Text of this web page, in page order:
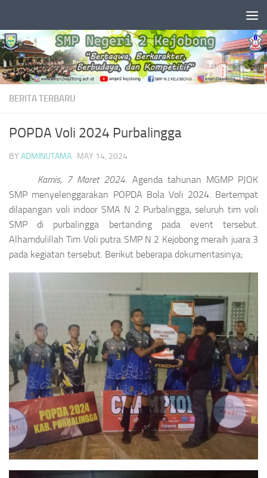
BERITA TERBARU
POPDA Voli 2024 Purbalingga
BY ADMINUTAMA · MAY 14, 2024
Kamis, 7 Maret 2024. Agenda tahunan MGMP PJOK
SMP menyelenggarakan POPDA Bola Voli 2024. Bertempat
dilapangan voli indoor SMA N 2 Purbalingga, seluruh tim voli
SMP di purbalingga bertanding pada event tersebut.
Alhamdulillah Tim Voli putra SMP N 2 Kejobong meraih juara 3
pada kegiatan tersebut. Berikut beberapa dokumentasinya;